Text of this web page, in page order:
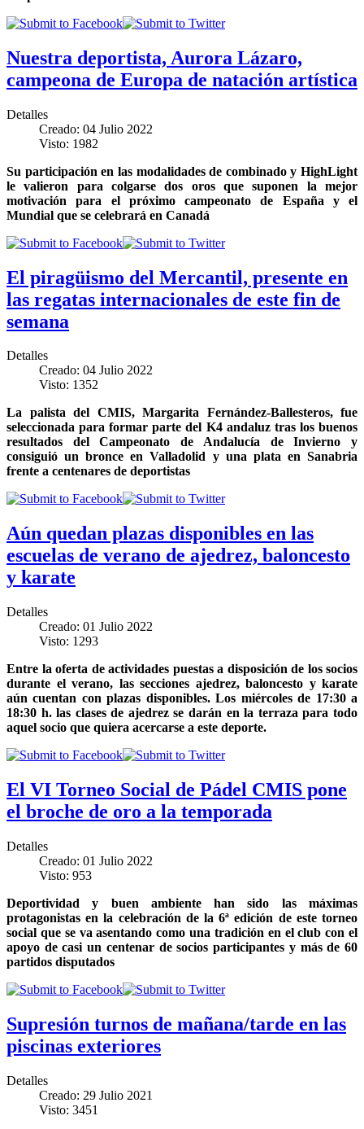
Nuestra deportista, Aurora Lázaro,
campeona de Europa de natación artística
Detalles
Creado: 04 Julio 2022
Visto: 1982
Su participación en las modalidades de combinado y HighLight
le valieron para colgarse dos oros que suponen la mejor
motivación para el próximo campeonato de España y el
Mundial que se celebrará en Canadá
El piragüismo del Mercantil, presente en
las regatas internacionales de este fin de
semana
Detalles
Creado: 04 Julio 2022
Visto: 1352
La palista del CMIS, Margarita Fernández-Ballesteros, fue
seleccionada para formar parte del K4 andaluz tras los buenos
resultados del Campeonato de Andalucía de Invierno y
consiguió un bronce en Valladolid y una plata en Sanabria
frente a centenares de deportistas
Aún quedan plazas disponibles en las
escuelas de verano de ajedrez, baloncesto
y karate
Detalles
Creado: 01 Julio 2022
Visto: 1293
Entre la oferta de actividades puestas a disposición de los socios
durante el verano, las secciones ajedrez, baloncesto y karate
aún cuentan con plazas disponibles. Los miércoles de 17:30 a
18:30 h. las clases de ajedrez se darán en la terraza para todo
aquel socio que quiera acercarse a este deporte.
El VI Torneo Social de Pádel CMIS pone
el broche de oro a la temporada
Detalles
Creado: 01 Julio 2022
Visto: 953
Deportividad y buen ambiente han sido las máximas
protagonistas en la celebración de la 6ª edición de este torneo
social que se va asentando como una tradición en el club con el
apoyo de casi un centenar de socios participantes y más de 60
partidos disputados
Supresión turnos de mañana/tarde en las
piscinas exteriores
Detalles
Creado: 29 Julio 2021
Visto: 3451